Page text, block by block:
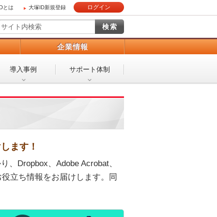
とは 大塚ID新規登録 ログイン
企業情報
導入事例 サポート体制
ます！
、Dropbox、Adobe Acrobat、
立ち情報をお届けします。同